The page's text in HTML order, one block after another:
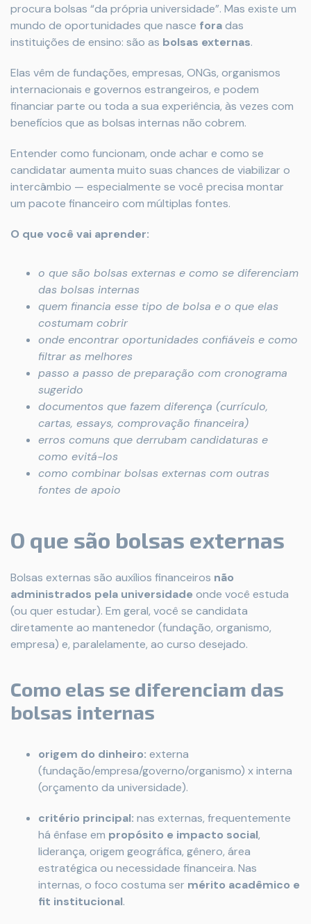
procura bolsas “da própria universidade”. Mas existe um
mundo de oportunidades que nasce foradas
instituições de ensino: são as bolsas externas.
Elas vêm de fundações, empresas, ONGs, organismos
internacionais e governos estrangeiros, e podem
financiar parte ou toda a sua experiência, às vezes com
benefícios que as bolsas internas não cobrem.
Entender como funcionam, onde achar e como se
candidatar aumenta muito suas chances de viabilizar o
intercâmbio — especialmente se você precisa montar
um pacote financeiro com múltiplas fontes.
O que você vai aprender:
o que são bolsas externas e como se diferenciam
das bolsas internas
quem financia esse tipo de bolsa e o que elas
costumam cobrir
onde encontrar oportunidades confiáveis e como
filtrar as melhores
passo a passo de preparação com cronograma
sugerido
documentos que fazem diferença (currículo,
cartas, essays, comprovação financeira)
erros comuns que derrubam candidaturas e
como evitá-los
como combinar bolsas externas com outras
fontes de apoio
O que são bolsas externas
Bolsas externas são auxílios financeiros não
administrados pela universidade onde você estuda
(ou quer estudar). Em geral, você se candidata
diretamente ao mantenedor (fundação, organismo,
empresa) e, paralelamente, ao curso desejado.
Como elas se diferenciam das
bolsas internas
origem do dinheiro: externa
(fundação/empresa/governo/organismo) x interna
(orçamento da universidade).
critério principal: nas externas, frequentemente
há ênfase em propósito e impacto social,
liderança, origem geográfica, gênero, área
estratégica ou necessidade financeira. Nas
internas, o foco costuma ser mérito acadêmico e
fit institucional.